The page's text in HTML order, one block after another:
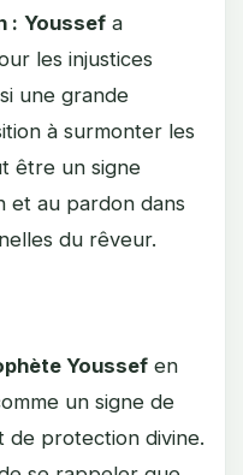
: Youssef a
les injustices
une grande
à surmonter les
être un signe
et au pardon dans
du rêveur.
Youssef en
un signe de
de protection divine.